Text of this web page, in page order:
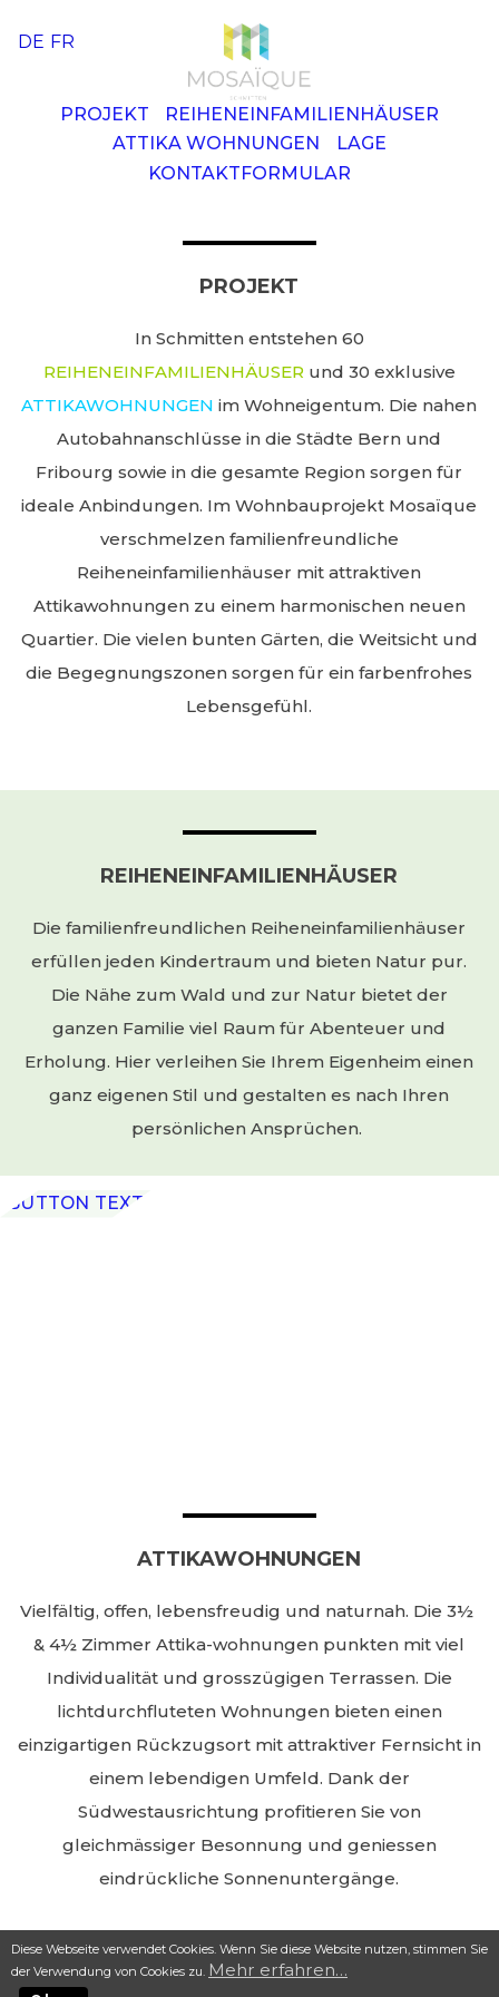
DE FR
PROJEKT REIHENEINFAMILIENHÄUSER
ATTIKA WOHNUNGEN
PROJEKT
REIHENEINFAMILIENHÄUSER
und 30 exklusive
ATTIKAWOHNUNGEN
im Wohneigentum. Die nahen
ideale Anbindungen. Im Wohnbauprojekt Mosaïque
verschmelzen familienfreundliche
Reiheneinfamilienhäuser mit attraktiven
Attikawohnungen zu einem harmonischen neuen
die Begegnungszonen sorgen für ein farbenfrohes
REIHENEINFAMILIENHÄUSER
Die familienfreundlichen Reiheneinfamilienhäuser
erfüllen jeden Kindertraum und bieten Natur pur.
Die Nähe zum Wald und zur Natur bietet der
ganzen Familie viel Raum für Abenteuer und
Erholung. Hier verleihen Sie Ihrem Eigenheim einen
ganz eigenen Stil und gestalten es nach Ihren
ATTIKAWOHNUNGEN
Vielfältig, offen, lebensfreudig und naturnah. Die 3½
& 4½ Zimmer Attika-wohnungen punkten mit viel
Individualität und grosszügigen Terrassen. Die
lichtdurchfluteten Wohnungen bieten einen
einzigartigen Rückzugsort mit attraktiver Fernsicht in
einem lebendigen Umfeld. Dank der
Südwestausrichtung profitieren Sie von
gleichmässiger Besonnung und geniessen
Diese Webseite verwendet Cookies. Wenn Sie diese Website nutzen, stimmen Sie
der Verwendung von Cookies zu. Mehr erfahren…